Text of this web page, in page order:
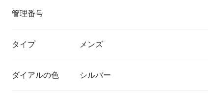
管理番号
タイプ メンズ
ダイアルの色 シルバー